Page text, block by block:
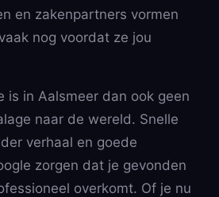
en zakenpartners vormen
nog voordat ze jou
is in Aalsmeer dan ook geen
naar de wereld. Snelle
verhaal en goede
zorgen dat je gevonden
overkomt. Of je nu